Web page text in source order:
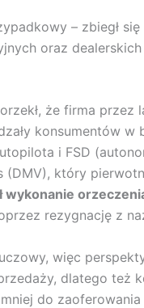
– zbiegł
oraz dealerskich
że firma przez
konsumentów w
i FSD
który
wykonanie
rezygnację z
więc
dlatego też
do